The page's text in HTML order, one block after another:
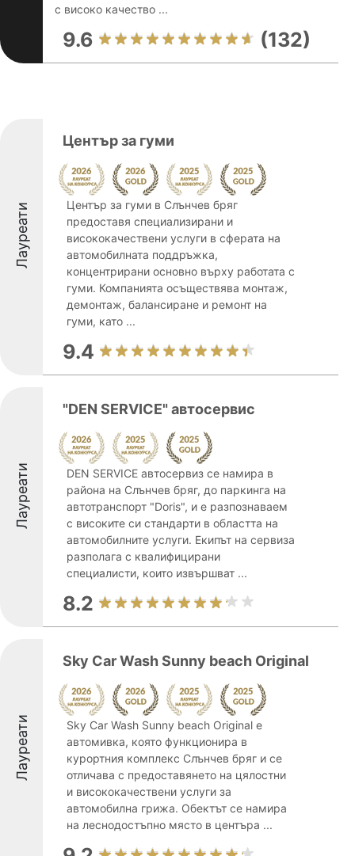
с високо качество ...
9.6 (132)
Лауреати
Център за гуми
Център за гуми в Слънчев бряг
предоставя специализирани и
висококачествени услуги в сферата на
автомобилната поддръжка,
концентрирани основно върху работата с
гуми. Компанията осъществява монтаж,
демонтаж, балансиране и ремонт на
гуми, като ...
9.4
Лауреати
"DEN SERVICE" автосервис
DEN SERVICE автосервиз се намира в
района на Слънчев бряг, до паркинга на
автотранспорт "Doris", и е разпознаваем
с високите си стандарти в областта на
автомобилните услуги. Екипът на сервиза
разполага с квалифицирани
специалисти, които извършват ...
8.2
Лауреати
Sky Car Wash Sunny beach Original
Sky Car Wash Sunny beach Original e
автомивка, която функционира в
курортния комплекс Слънчев бряг и се
отличава с предоставянето на цялостни
и висококачествени услуги за
автомобилна грижа. Обектът се намира
на леснодостъпно място в центъра ...